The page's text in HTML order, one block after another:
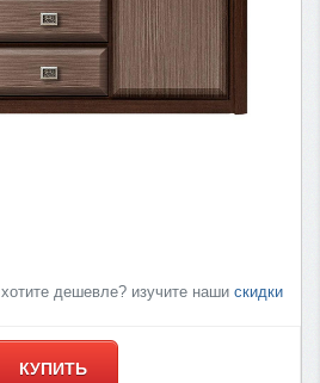
хотите дешевле? изучите наши скидки
КУПИТЬ